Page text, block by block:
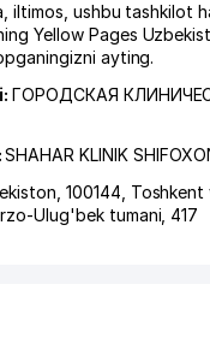
iltimos, ushbu tashkilot
Yellow Pages
ayting.
ГОРОДСКАЯ
SHAHAR KLINIK
100144, Toshkent
Ulug'bek tumani , 417